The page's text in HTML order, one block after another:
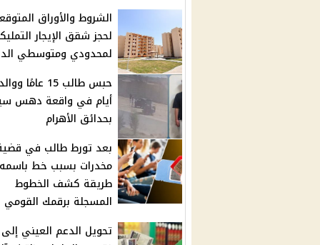
الشروط والأوراق
لحجز شقق الإيجار
لمحدودي ومتوسطي
أيام في واقعة دهس
بحدائق الأهرام
بعد تورط طالب في
مخدرات بسبب خط
طريقة كشف الخطوط
المسجلة برقمك القومي
تحويل الدعم العيني إلى